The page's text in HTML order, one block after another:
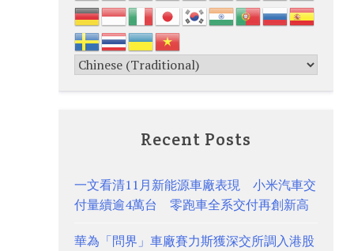
Recent Posts
一文看清11月新能源車廠表現 小米汽車交
付量續逾4萬台 零跑車全系交付再創新高
華為「問界」車廠賽力斯獲深交所調入港股